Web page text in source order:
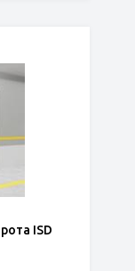
ISD